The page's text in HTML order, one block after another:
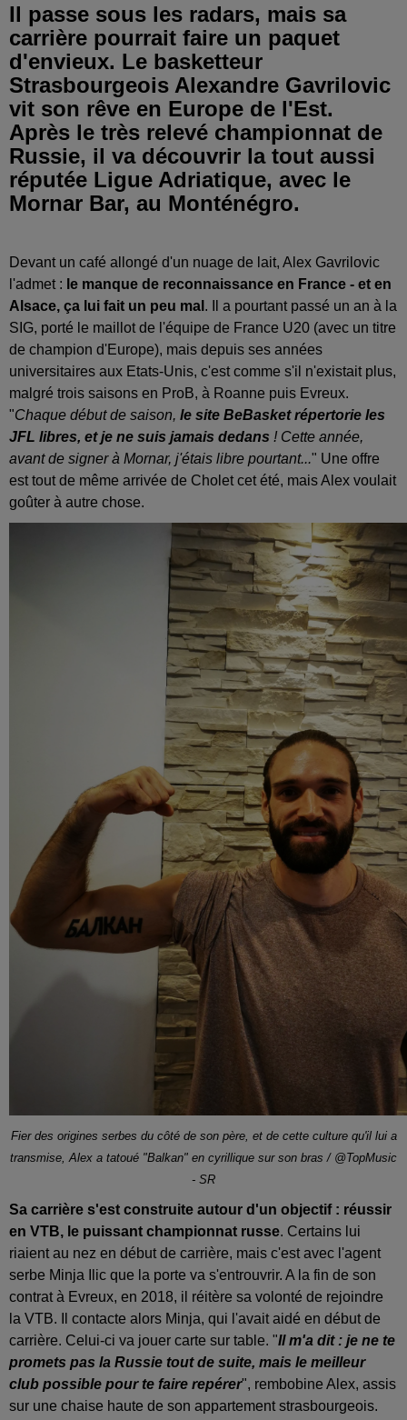
Il passe sous les radars, mais sa
carrière pourrait faire un paquet
d'envieux. Le basketteur
Strasbourgeois Alexandre Gavrilovic
vit son rêve en Europe de l'Est.
Après le très relevé championnat de
Russie, il va découvrir la tout aussi
réputée Ligue Adriatique, avec le
Mornar Bar, au Monténégro.
Devant un café allongé d'un nuage de lait, Alex Gavrilovic
l'admet : le manque de reconnaissance en France - et en
Alsace, ça lui fait un peu mal . Il a pourtant passé un an à la
SIG, porté le maillot de l'équipe de France U20 (avec un titre
de champion d'Europe), mais depuis ses années
universitaires aux Etats-Unis, c'est comme s'il n'existait plus,
malgré trois saisons en ProB, à Roanne puis Evreux.
"Chaque début de saison, le site BeBasket répertorie les
JFL libres, et je ne suis jamais dedans ! Cette année,
avant de signer à Mornar, j'étais libre pourtant..." Une offre
est tout de même arrivée de Cholet cet été, mais Alex voulait
goûter à autre chose.
Fier des origines serbes du côté de son père, et de cette culture qu'il lui a
transmise, Alex a tatoué "Balkan" en cyrillique sur son bras / @TopMusic
- SR
Sa carrière s'est construite autour d'un objectif : réussir
en VTB, le puissant championnat russe. Certains lui
riaient au nez en début de carrière, mais c'est avec l'agent
serbe Minja Ilic que la porte va s'entrouvrir. A la fin de son
contrat à Evreux, en 2018, il réitère sa volonté de rejoindre
la VTB. Il contacte alors Minja, qui l'avait aidé en début de
carrière. Celui-ci va jouer carte sur table. "Il m'a dit : je ne te
promets pas la Russie tout de suite, mais le meilleur
club possible pour te faire repérer", rembobine Alex, assis
sur une chaise haute de son appartement strasbourgeois.